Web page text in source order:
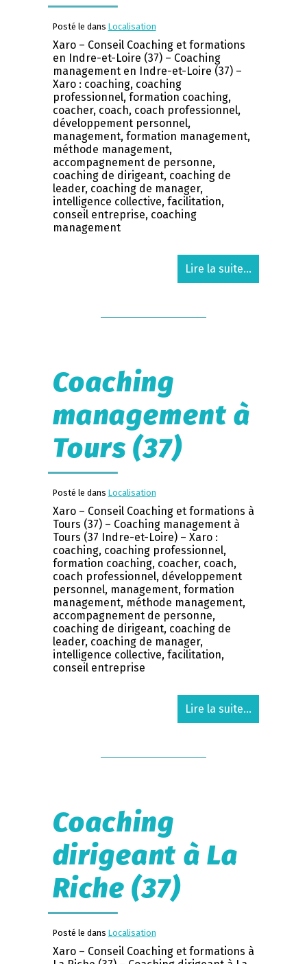
Posté le dans Localisation
Xaro – Conseil Coaching et formations
en Indre-et-Loire (37) – Coaching
management en Indre-et-Loire (37) –
Xaro : coaching, coaching
professionnel, formation coaching,
coacher, coach, coach professionnel,
développement personnel,
management, formation management,
méthode management,
accompagnement de personne,
coaching de dirigeant, coaching de
leader, coaching de manager,
intelligence collective, facilitation,
conseil entreprise, coaching
management
Lire la suite...
Coaching
management à
Tours (37)
Posté le dans Localisation
Xaro – Conseil Coaching et formations à
Tours (37) – Coaching management à
Tours (37 Indre-et-Loire) – Xaro :
coaching, coaching professionnel,
formation coaching, coacher, coach,
coach professionnel, développement
personnel, management, formation
management, méthode management,
accompagnement de personne,
coaching de dirigeant, coaching de
leader, coaching de manager,
intelligence collective, facilitation,
conseil entreprise
Lire la suite...
Coaching
dirigeant à La
Riche (37)
Posté le dans Localisation
Xaro – Conseil Coaching et formations à